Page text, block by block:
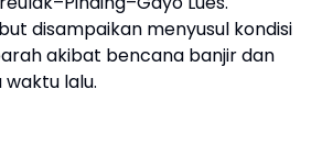
disampaikan menyusul kondisi
akibat bencana banjir dan
lalu.